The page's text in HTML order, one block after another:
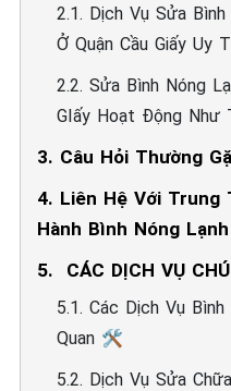
2.1. Dịch Vụ Sửa
Ở Quận Cầu Giấy Uy
2.2. Sửa Bình Nóng
GIấy Hoạt Động Như
3. Câu Hỏi Thường
4. Liên Hệ Với Trung
Hành Bình Nóng
5. ️ CÁC DỊCH VỤ
5.1. Các Dịch Vụ
Quan 🛠️
5.2. Dịch Vụ Sửa